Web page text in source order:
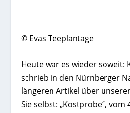
© Evas Teeplantage
Heute war es wieder soweit:
schrieb in den Nürnberger
längeren Artikel über
Sie selbst: „Kostprobe“, vom